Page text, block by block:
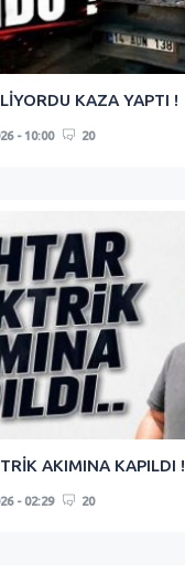
KAZA YAPTI !
- 10:00 20
AKIMINA KAPILDI !
- 02:29 20